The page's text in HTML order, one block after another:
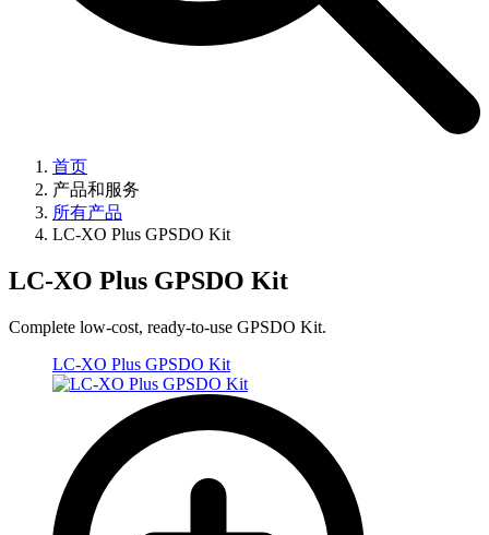
首页
产品和服务
所有产品
LC-XO Plus GPSDO Kit
LC-XO Plus GPSDO Kit
Complete low-cost, ready-to-use GPSDO Kit.
LC-XO Plus GPSDO Kit